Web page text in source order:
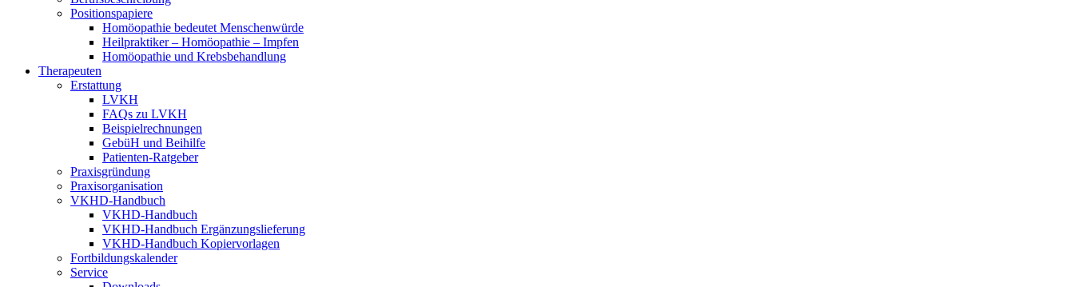
Positionspapiere
Homöopathie bedeutet Menschenwürde
Heilpraktiker – Homöopathie – Impfen
Homöopathie und Krebsbehandlung
Therapeuten
Erstattung
LVKH
FAQs zu LVKH
Beispielrechnungen
GebüH und Beihilfe
Patienten-Ratgeber
Praxisgründung
Praxisorganisation
VKHD-Handbuch
VKHD-Handbuch
VKHD-Handbuch Ergänzungslieferung
VKHD-Handbuch Kopiervorlagen
Fortbildungskalender
Service